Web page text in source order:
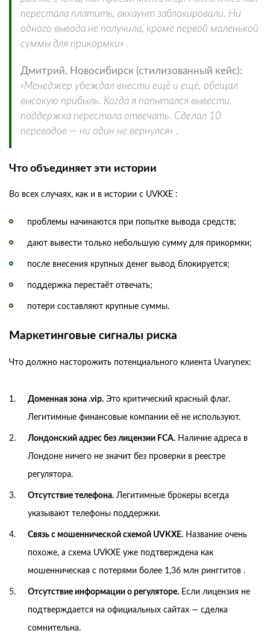
перестала платить, аккаунт заблокировали. Ни
одного вывода не получила, кроме первой маленькой
суммы для прикормки» .
Дмитрий, Новосибирск (стилизованный кейс):
«Менеджер убеждал внести ещё и ещё, обещал
высокую прибыль. Когда я попытался вывести,
поддержка перестала отвечать. Сделал 10
переводов — ни один не вернулся» .
Что объединяет эти истории
Во всех случаях, как и в истории с UVKXE :
проблемы начинаются при попытке вывода средств;
дают вывести только небольшую сумму для прикормки;
после внесения крупных денег вывод блокируется;
поддержка перестаёт отвечать;
потери составляют крупные суммы.
Маркетинговые сигналы риска
Что должно насторожить потенциального клиента Uvarynex:
Доменная зона .vip. Это критический красный флаг.
Легитимные финансовые компании её не используют.
Лондонский адрес без лицензии FCA. Наличие адреса в
Лондоне ничего не значит без проверки в реестре
регулятора.
Отсутствие телефона. Легитимные брокеры всегда
указывают телефоны поддержки.
Связь с мошеннической схемой UVKXE. Название очень
похоже, а схема UVKXE уже подтверждена как
мошенническая с потерями более 1,36 млн ринггитов .
Отсутствие информации о регуляторе. Если лицензия не
подтверждается на официальных сайтах — сделка
сомнительна.